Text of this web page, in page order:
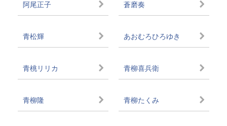
阿尾正子 蒼磨奏
青松輝 あおむろひろゆき
青桃リリカ 青柳喜兵衛
青柳隆 青柳たくみ